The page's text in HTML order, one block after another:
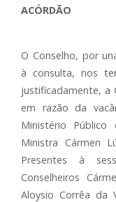
ACÓRDÃO
O Conselho, por
à consulta, nos
justificadamente, a
em razão da
Ministério
Ministra Cármen
Presentes à
Conselheiros
Aloysio Corrêa da